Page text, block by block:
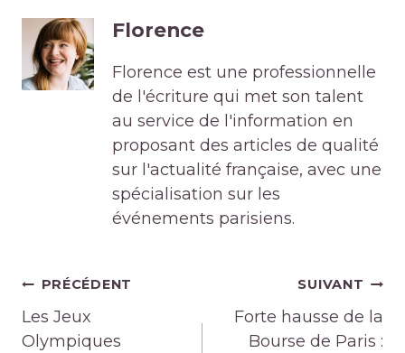
Florence
Florence est une professionnelle
de l'écriture qui met son talent
au service de l'information en
proposant des articles de qualité
sur l'actualité française, avec une
spécialisation sur les
événements parisiens.
Navigation
de
l’article
PRÉCÉDENT
Les Jeux
Olympiques
SUIVANT
Forte hausse de la
Bourse de Paris :